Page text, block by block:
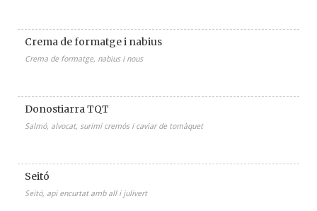
Crema de formatge i nabius
Crema de formatge, nabius i nous
Donostiarra TQT
Salmó, alvocat, surimi cremós i caviar de tomàquet
Seitó
Seitó, api encurtat amb all i julivert